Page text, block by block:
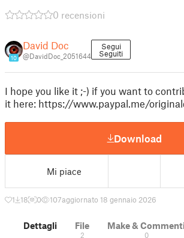
0 recensioni
10
David Doc
@DavidDoc_2051644
Segui
Seguiti
I hope you like it ;-) if you want to
it here: https://www.paypal.me/
Download
Mi piace
1 18 0 107aggiornato 18 gennaio 2026
Dettagli File
2
Make &
0